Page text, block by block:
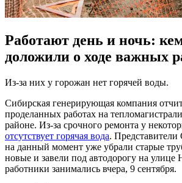
Работают день и ночь:
доложили о ходе важных
Из-за них у горожан нет горячей воды.
Сибирская генерирующая компания
проделанных работах на
районе. Из-за срочного ремонта у
отсутствует горячая вода.
на данный момент уже убрали старые
новые и завели под автодорогу на улице
работники занимались вчера, 9 сентября.